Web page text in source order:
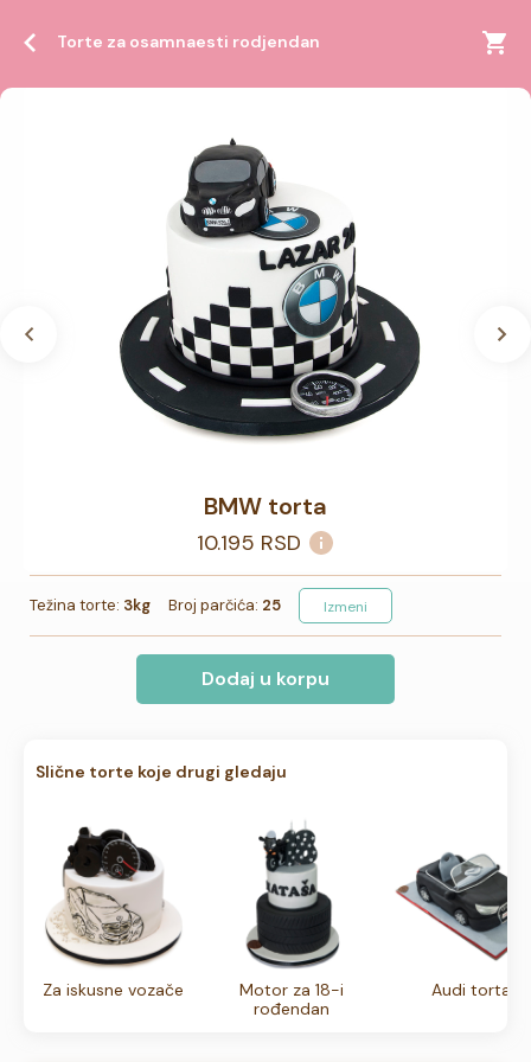
Torte za osamnaesti rodjendan
BMW torta
10.195 RSD
Težina torte: 3kg Broj parčića: 25 Izmeni
Dodaj u korpu
Slične torte koje drugi gledaju
Za iskusne vozače
Motor za 18-i
rođendan
Audi torta